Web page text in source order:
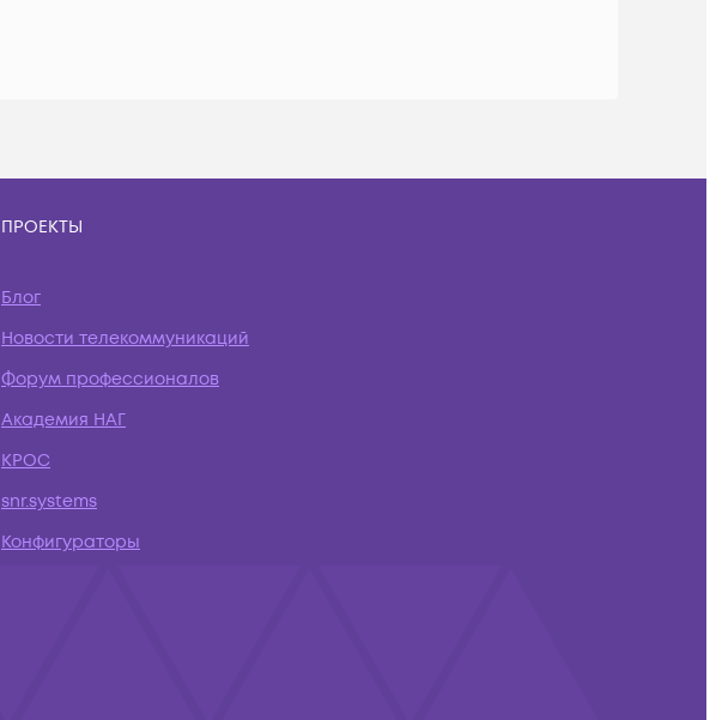
ПРОЕКТЫ
Блог
Новости телекоммуникаций
Форум профессионалов
Академия НАГ
КРОС
snr.systems
Конфигураторы